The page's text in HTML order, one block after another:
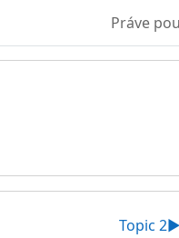
Práve
Topic 2▶︎